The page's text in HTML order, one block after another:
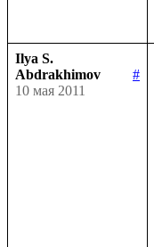
Ilya S.
Abdrakhimov
#
10 мая 2011